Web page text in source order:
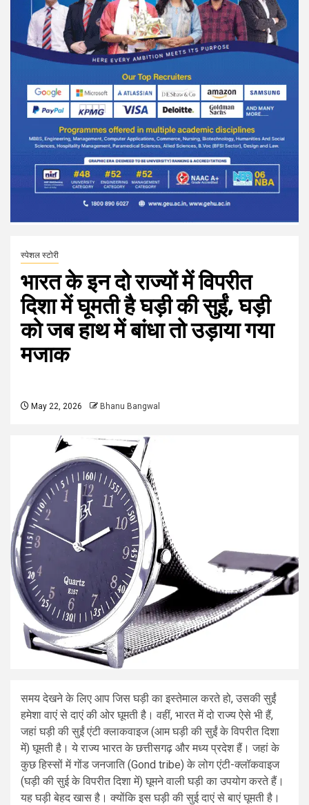
स्पेशल स्टोरी
भारत के इन दो राज्यों में विपरीत
दिशा में घूमती है घड़ी की सुईं, घड़ी
को जब हाथ में बांधा तो उड़ाया गया
मजाक
May 22, 2026 Bhanu Bangwal
समय देखने के लिए आप जिस घड़ी का इस्तेमाल करते हो, उसकी सुईं
हमेशा वाएं से दाएं की ओर घूमती है। वहीं, भारत में दो राज्य ऐसे भी हैं,
जहां घड़ी की सुईं एंटी क्लाकवाइज (आम घड़ी की सुईं के विपरीत दिशा
में) घूमती है। ये राज्य भारत के छत्तीसगढ़ और मध्य प्रदेश हैं। जहां के
कुछ हिस्सों में गोंड जनजाति (Gond tribe) के लोग एंटी-क्लॉकवाइज
(घड़ी की सुई के विपरीत दिशा में) घूमने वाली घड़ी का उपयोग करते हैं।
यह घड़ी बेहद खास है। क्योंकि इस घड़ी की सुई दाएं से बाएं घूमती है।